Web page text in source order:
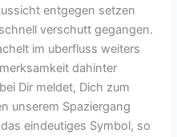
entgegen setzen
verschutt gegangen.
im uberfluss weiters
dahinter
Dir meldet, Dich zum
unserem Spaziergang
eindeutiges Symbol, so